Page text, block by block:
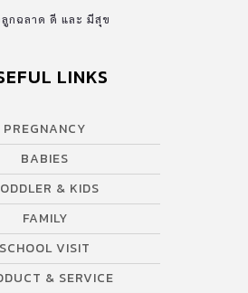
ลูกฉลาด ดี และ มีสุข
LINKS
PREGNANCY
BABIES
& KIDS
FAMILY
SCHOOL VISIT
& SERVICE